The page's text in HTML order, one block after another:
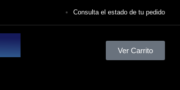
Consulta el estado de tu pedido
Ver Carrito